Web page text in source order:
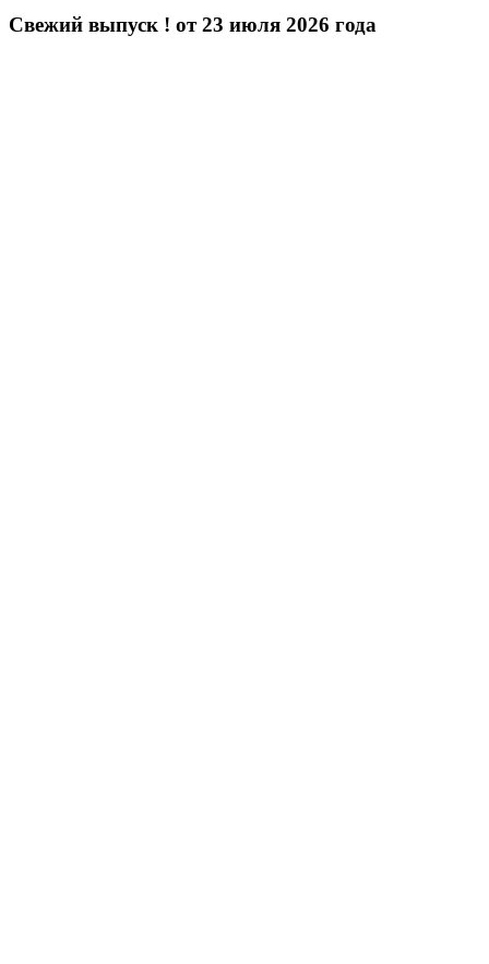
Свежий выпуск ! от 23 июля 2026 года